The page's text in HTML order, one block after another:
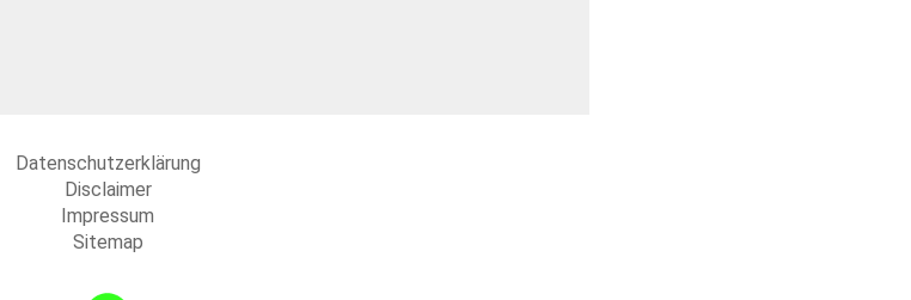
Datenschutzerklärung
Disclaimer
Impressum
Sitemap